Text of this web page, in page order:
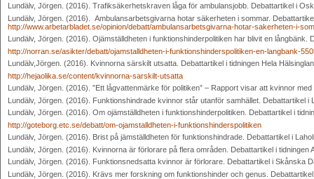
Lundälv, Jörgen. (2016). Trafiksäkerhetskraven låga för ambulansjobb. Debattartikel i
Lundälv, Jörgen. (2016). Ambulansarbetsgivarna hotar säkerheten i sommar.
http://www.arbetarbladet.se/opinion/debatt/ambulansarbetsgivarna-hotar-sakerheten-i-
Lundälv, Jörgen. (2016). Ojämställdheten i funktionshinderpolitiken har blivit en
http://norran.se/asikter/debatt/ojamstalldheten-i-funktionshinderspolitiken-en-langbank-
Lundälv,Jörgen. (2016). Kvinnorna särskilt utsatta. Debattartikel i tidningen Hela
http://hejaolika.se/content/kvinnorna-sarskilt-utsatta
Lundälv, Jörgen. (2016). ”Ett lågvattenmärke för politiken” – Rapport visar att kvinnor
Lundälv, Jörgen. (2016). Funktionshindrade kvinnor står utanför samhället. Debattartikel i
Lundälv, Jörgen. (2016). Om ojämställdheten i funktionshinderpolitiken. Debattartikel i
http://goteborg.etc.se/debatt/om-ojamstalldheten-i-funktionshinderspolitiken
Lundälv, Jörgen. (2016). Brist på jämställdheten för funktionshindrade. Debattartikel i
Lundälv, Jörgen. (2016). Kvinnorna är förlorare på flera områden. Debattartikel i tidningen
Lundälv, Jörgen. (2016). Funktionsnedsatta kvinnor är förlorare. Debattartikel i Skånska
Lundälv, Jörgen. (2016). Krävs mer forskning om funktionshinder och genus.